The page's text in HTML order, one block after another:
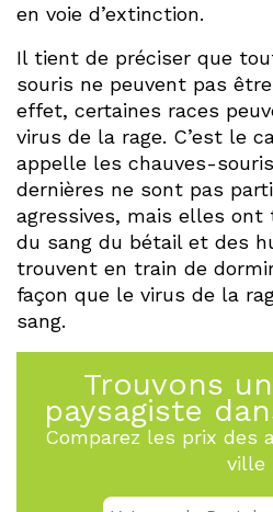
en voie d’extinction.
Il tient de préciser que
souris ne peuvent pas
effet, certaines races
virus de la rage. C’est le
appelle les chauves-
dernières ne sont pas
agressives, mais elles ont
du sang du bétail et des
trouvent en train de
façon que le virus de la
sang.
Trouvons
paysagiste
Comparez les prix des
ville